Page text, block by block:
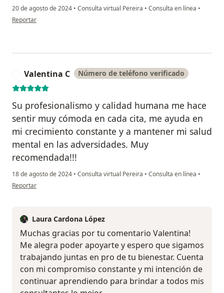
20 de agosto de 2024 • Consulta virtual Pereira • Consulta en línea •
en opinión del usuario Ana María M
Reportar
Valentina C Número de teléfono verificado
Su profesionalismo y calidad humana me hace
sentir muy cómoda en cada cita, me ayuda en
mi crecimiento constante y a mantener mi salud
mental en las adversidades. Muy
recomendada!!!
18 de agosto de 2024 • Consulta virtual Pereira • Consulta en línea •
en opinión del usuario Valentina C
Reportar
Laura Cardona López
Muchas gracias por tu comentario Valentina!
Me alegra poder apoyarte y espero que sigamos
trabajando juntas en pro de tu bienestar. Cuenta
con mi compromiso constante y mi intención de
continuar aprendiendo para brindar a todos mis